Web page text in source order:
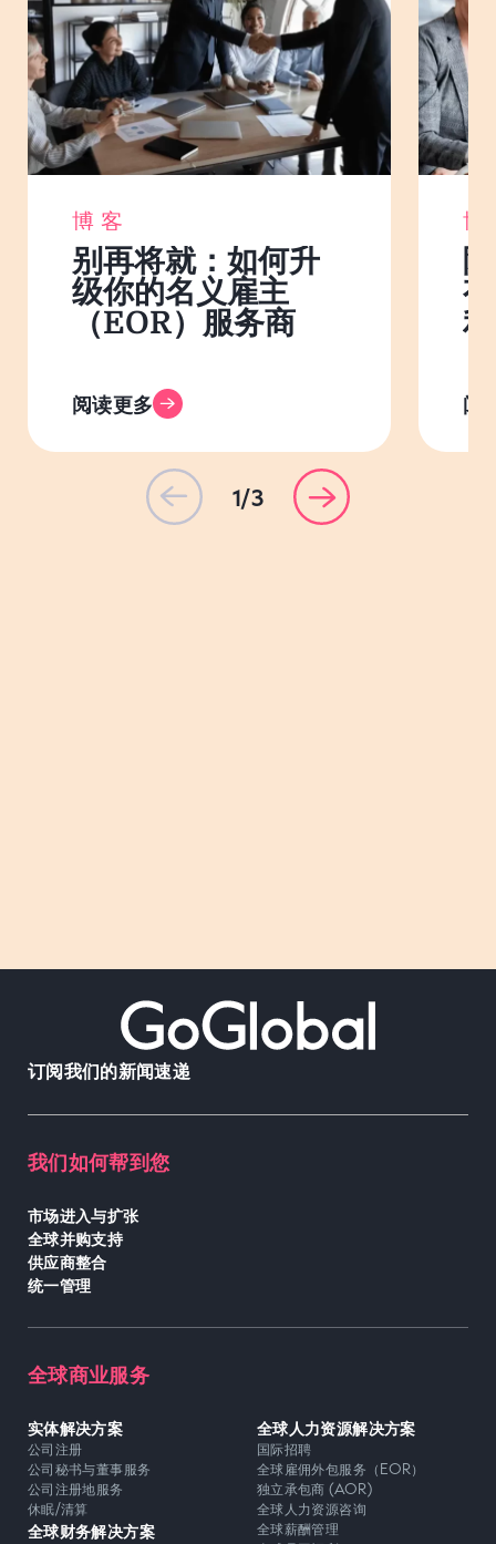
博客
别再将就：如何升
级你的名义雇主
（EOR）服务商
阅读更多 阅
1/3
订阅我们的新闻速递
我们如何帮到您
市场进入与扩张
全球并购支持
供应商整合
统一管理
全球商业服务
实体解决方案
公司注册
公司秘书与董事服务
公司注册地服务
休眠/清算
全球财务解决方案
全球人力资源解决方案
国际招聘
全球雇佣外包服务（EOR）
独立承包商 (AOR)
全球人力资源咨询
全球薪酬管理